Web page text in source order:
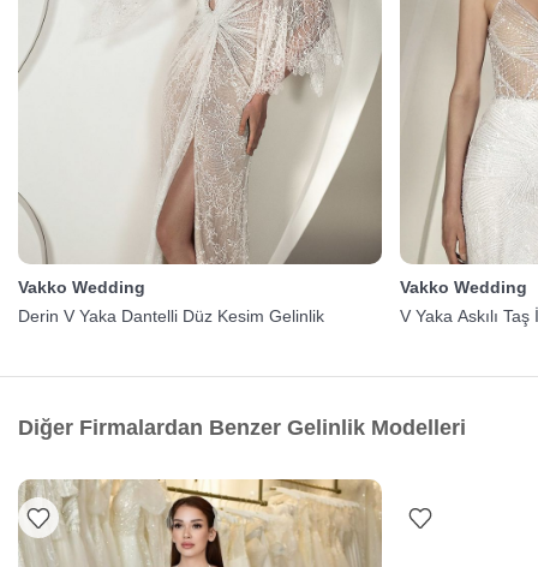
Vakko Wedding
Derin V Yaka Dantelli Düz Kesim Gelinlik
Vakko Wedding
V Yaka Askılı
Diğer Firmalardan Benzer Gelinlik Modelleri